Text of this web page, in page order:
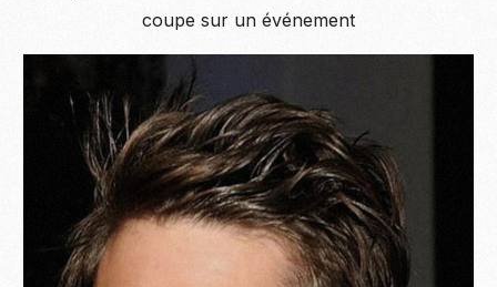
coupe sur un événement